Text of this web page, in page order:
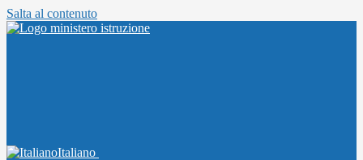
Salta al contenuto
Italiano